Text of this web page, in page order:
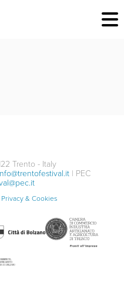
Trento - Italy
| PEC
Privacy & Cookies